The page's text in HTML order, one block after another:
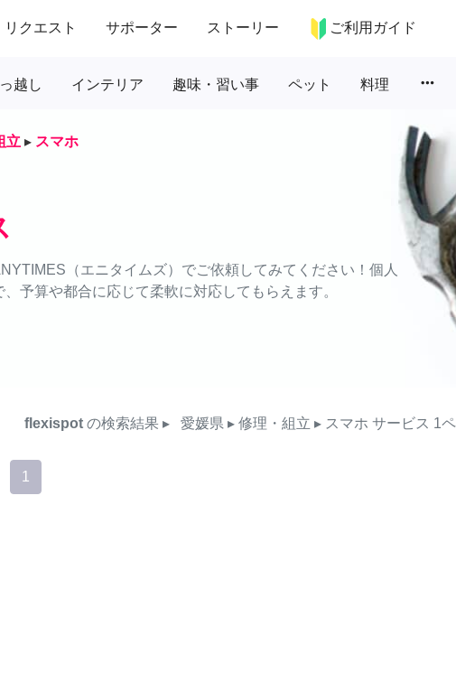
リクエスト サポーター ストーリー ご利用ガイド
越し インテリア 趣味・習い事 ペット 料理 more_horiz
立 ▸ スマホ
（エニタイムズ）でご依頼してみてください！個人
予算や都合に応じて柔軟に対応してもらえます。
flexispot の検索結果 ▸ 愛媛県 ▸ 修理・組立 ▸ スマホ サービス 1
1